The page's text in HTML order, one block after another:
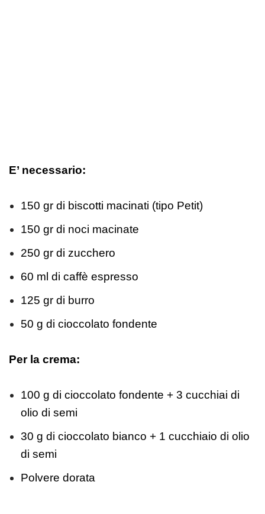
E’ necessario:
150 gr di biscotti macinati (tipo Petit)
150 gr di noci macinate
250 gr di zucchero
60 ml di caffè espresso
125 gr di burro
50 g di cioccolato fondente
Per la crema:
100 g di cioccolato fondente + 3 cucchiai di
olio di semi
30 g di cioccolato bianco + 1 cucchiaio di olio
di semi
Polvere dorata